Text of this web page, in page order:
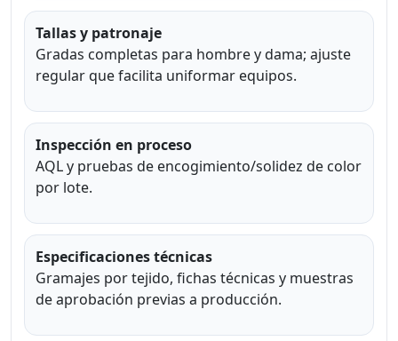
Tallas y patronaje
Gradas completas para hombre y dama; ajuste
regular que facilita uniformar equipos.
Inspección en proceso
AQL y pruebas de encogimiento/solidez de color
por lote.
Especificaciones técnicas
Gramajes por tejido, fichas técnicas y muestras
de aprobación previas a producción.